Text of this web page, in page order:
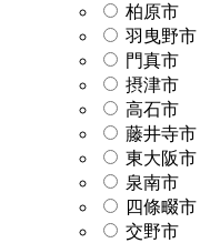
柏原市
羽曳野市
門真市
摂津市
高石市
藤井寺市
東大阪市
泉南市
四條畷市
交野市